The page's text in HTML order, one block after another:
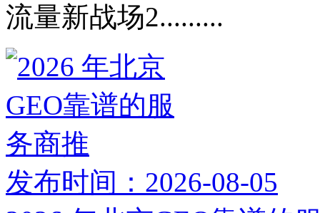
流量新战场2.........
发布时间：2026-08-05